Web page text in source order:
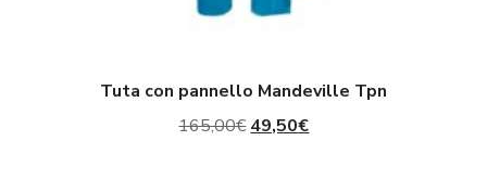
Tuta con pannello Mandeville Tpn
165,00€ Il
49,50€Il